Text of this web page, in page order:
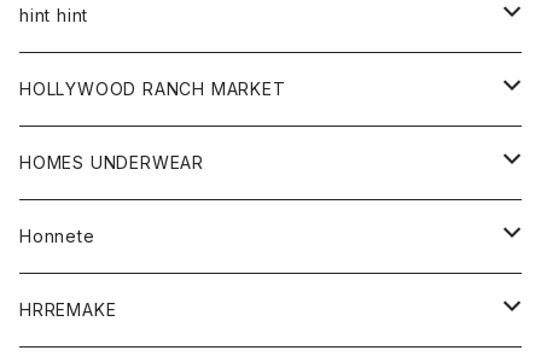
ジャケット
トップス
シャツ
カーディガン
ボトム
グッズ
帽子
帽子
hint hint
ストール
HOLLYWOOD RANCH MARKET
アウター
カーディガン
コート
アクセサリー
ウォレット
キッズ
HOMES UNDERWEAR
アウター
カーディガン
キッズ
Honnete
ブラウス
HRREMAKE